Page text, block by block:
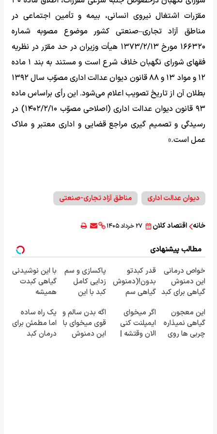
مقرّرات اشتغال نیروی انسانی، بیمه و تأمین اجتماعی در
مناطق آزاد تجاری–صنعتی کشور موضوع مصوبه شماره
۱۶۶۳۲۰ مورخ ۱۳۷۳/۲/۱۳ هیأت وزیران در حد مقرّر در نظریه
فقهای شورای نگهبان خلاف شرع است و مستند به بند ۱ ماده
۱۲ و مواد ۱۳ و ۸۸ قانون دیوان عدالت اداری مصوّب سال ۱۳۹۲
بطلان آن از تاریخ تصویب اعلام می‌شود. این رأی براساس ماده
۹۳ قانون دیوان عدالت اداری (اصلاحی مصوّب ۱۴۰۲/۲/۱۰) در
رسیدگی و تصمیم گیری مراجع قضایی و اداری معتبر و ملاک
عمل است.»
دیوان عدالت اداری مناطق آزاد تجاری-صنعتی
خانه اقتصاد کلان ۲۷ خرداد ۱۴۰۵
مطالب پیشنهادی
خواص درمانی
این دمنوش
گیاهی برای کبد
خبرید!
قدر کبدتو
بدون!(دمنوش
گیاهی سم
کبد)55%تخفیف
پاکسازی و سم
زدایی کامل
کبد با این
گیاهی55%تخفیف
با این نوشیدنی
گیاهی کبدت
همیشه
این معجون
گیاهی نمیذاره
چربی ها روی
اگر میخوای
ایمپلنت کنی
الان وقتشه |
اگه بدن سالم و
قوی میخوای با
این دمنوش
یک راه ساده
اما مطمئن برای
درمان کبد